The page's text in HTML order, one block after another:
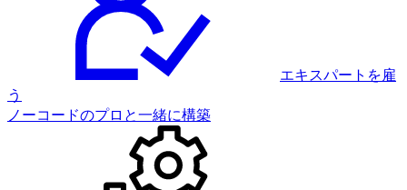
エキスパートを雇
う
ノーコードのプロと一緒に構築